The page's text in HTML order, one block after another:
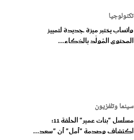
تكنولوجيا
واتساب يختبر ميزة جديدة لتمييز
المحتوى المُولّد بالذكاء...
سينما وتلفزيون
مسلسل "بنات عمير" الحلقة 11:
اكتشاف وصدمة "أمل" أن "سعد...